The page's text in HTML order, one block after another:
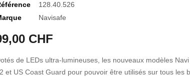
128.40.526
Navisafe
CHF
de LEDs ultra-lumineuses, les nouveaux modèles
et US Coast Guard pour pouvoir être utilisés sur tous les